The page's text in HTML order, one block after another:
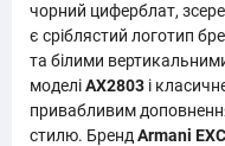
чорний циферблат,
є сріблястий логотип
та білими
моделіAX2803 і
привабливим
стилю. Бренд Armani